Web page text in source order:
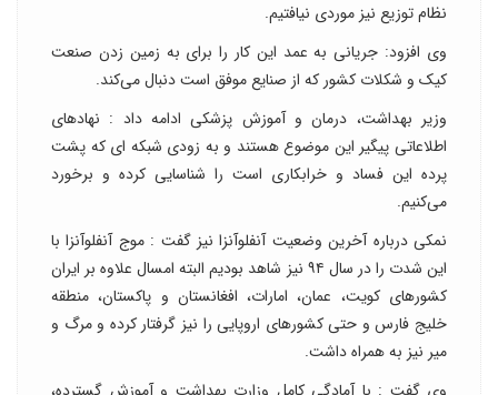
نظام توزیع نیز موردی نیافتیم.
وی افزود: جریانی به عمد این کار را برای به زمین زدن صنعت
کیک و شکلات کشور که از صنایع موفق است دنبال می‌کند.
وزیر بهداشت، درمان و آموزش پزشکی ادامه داد : نهادهای
اطلاعاتی پیگیر این موضوع هستند و به زودی شبکه ای که پشت
پرده این فساد و خرابکاری است را شناسایی کرده و برخورد
می‌کنیم.
نمکی درباره آخرین وضعیت آنفلوآنزا نیز گفت : موج آنفلوآنزا با
این شدت را در سال ۹۴ نیز شاهد بودیم البته امسال علاوه بر ایران
کشورهای کویت، عمان، امارات، افغانستان و پاکستان، منطقه
خلیج فارس و حتی کشورهای اروپایی را نیز گرفتار کرده و مرگ و
میر نیز به همراه داشت.